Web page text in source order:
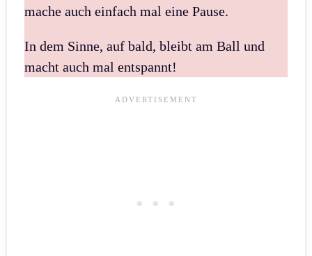
mache auch einfach mal eine Pause.
In dem Sinne, auf bald, bleibt am Ball und
macht auch mal entspannt!